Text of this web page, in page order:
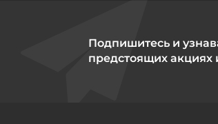
Подпишитесь и
предстоящих акциях